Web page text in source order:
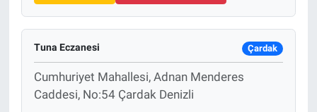
Tuna Eczanesi Çardak
Cumhuriyet Mahallesi, Adnan Menderes
Caddesi, No:54 Çardak Denizli